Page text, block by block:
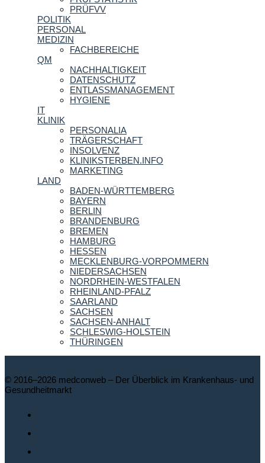
PRÜFVV
POLITIK
PERSONAL
MEDIZIN
FACHBEREICHE
QM
NACHHALTIGKEIT
DATENSCHUTZ
ENTLASSMANAGEMENT
HYGIENE
IT
KLINIK
PERSONALIA
TRÄGERSCHAFT
INSOLVENZ
KLINIKSTERBEN.INFO
MARKETING
LAND
BADEN-WÜRTTEMBERG
BAYERN
BERLIN
BRANDENBURG
BREMEN
HAMBURG
HESSEN
MECKLENBURG-VORPOMMERN
NIEDERSACHSEN
NORDRHEIN-WESTFALEN
RHEINLAND-PFALZ
SAARLAND
SACHSEN
SACHSEN-ANHALT
SCHLESWIG-HOLSTEIN
THÜRINGEN
© 2016–2026 medconweb – Der Überblick im Krankenhaus- und
Gesundheitmarkt